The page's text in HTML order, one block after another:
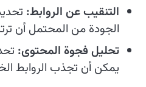
التنقيب عن الروابط:
الجودة من المحتمل أن
تحليل فجوة المحتوى:
يمكن أن تجذب الروابط